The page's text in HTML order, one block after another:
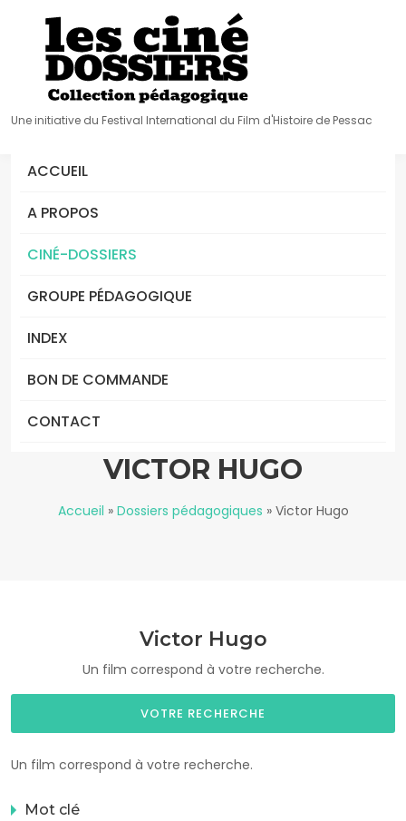
Une initiative du Festival International du Film d'Histoire de Pessac
ACCUEIL
A PROPOS
CINÉ-DOSSIERS
GROUPE PÉDAGOGIQUE
INDEX
BON DE COMMANDE
CONTACT
VICTOR HUGO
Accueil » Dossiers pédagogiques » Victor Hugo
Victor Hugo
Un film correspond à votre recherche.
VOTRE RECHERCHE
Un film correspond à votre recherche.
Mot clé